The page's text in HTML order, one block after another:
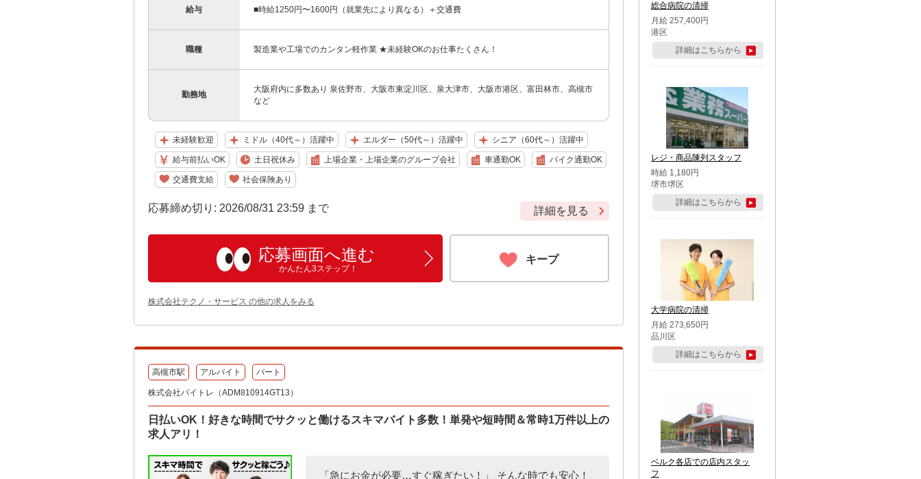
給与 ■時給1250円〜1600円（就業先により異なる）＋交通費
職種 製造業や工場でのカンタン軽作業 ★未経験OKのお仕事たくさん！
勤務地
大阪府内に多数あり 泉佐野市、大阪市東淀川区、泉大津市、大阪市港区、富田林市、高槻市
など
未経験歓迎 ミドル（40代～）活躍中 エルダー（50代～）活躍中 シニア（60代～）活躍中
給与前払いOK 土日祝休み 上場企業・上場企業のグループ会社 車通勤OK バイク通勤OK
交通費支給 社会保険あり
応募締め切り: 2026/08/31 23:59 まで 詳細を見る
応募画面へ進む
かんたん3ステップ！
キープ
株式会社テクノ・サービス の他の求人をみる
高槻市駅 アルバイト パート
株式会社バイトレ（ADM810914GT13）
日払いOK！好きな時間でサクッと働けるスキマバイト多数！単発や短時間＆常時1万件以上の
求人アリ！
「急にお金が必要…すぐ稼ぎたい！」 そんな時でも安心！
総合病院の清掃
月給 257,400円
港区
詳細はこちらから
レジ・商品陳列スタッフ
時給 1,180円
堺市堺区
詳細はこちらから
大学病院の清掃
月給 273,650円
品川区
詳細はこちらから
ベルク各店での店内スタッ
フ